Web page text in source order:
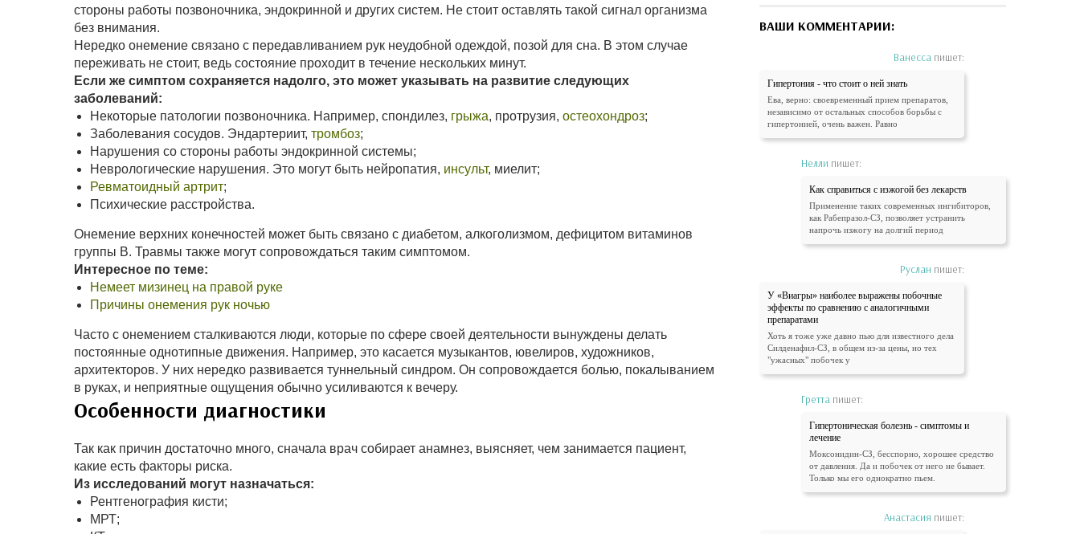
стороны работы позвоночника, эндокринной и других систем. Не стоит оставлять такой сигнал организма
без внимания.
Нередко онемение связано с передавливанием рук неудобной одеждой, позой для сна. В этом случае
переживать не стоит, ведь состояние проходит в течение нескольких минут.
Если же симптом сохраняется надолго, это может указывать на развитие следующих
заболеваний:
Некоторые патологии позвоночника. Например, спондилез, грыжа, протрузия, остеохондроз;
Заболевания сосудов. Эндартериит, тромбоз;
Нарушения со стороны работы эндокринной системы;
Неврологические нарушения. Это могут быть нейропатия, инсульт, миелит;
Ревматоидный артрит;
Психические расстройства.
Онемение верхних конечностей может быть связано с диабетом, алкоголизмом, дефицитом витаминов
группы В. Травмы также могут сопровождаться таким симптомом.
Интересное по теме:
Немеет мизинец на правой руке
Причины онемения рук ночью
Часто с онемением сталкиваются люди, которые по сфере своей деятельности вынуждены делать
постоянные однотипные движения. Например, это касается музыкантов, ювелиров, художников,
архитекторов. У них нередко развивается туннельный синдром. Он сопровождается болью, покалыванием
в руках, и неприятные ощущения обычно усиливаются к вечеру.
Особенности диагностики
Так как причин достаточно много, сначала врач собирает анамнез, выясняет, чем занимается пациент,
какие есть факторы риска.
Из исследований могут назначаться:
Рентгенография кисти;
МРТ;
ВАШИ КОММЕНТАРИИ:
Ванесса пишет:
Гипертония - что стоит о ней знать
Ева, верно: своевременный прием препаратов,
независимо от остальных способов борьбы с
гипертонией, очень важен. Равно
Нелли пишет:
Как справиться с изжогой без лекарств
Применение таких современных ингибиторов,
как Рабепразол-СЗ, позволяет устранить
напрочь изжогу на долгий период
Руслан пишет:
У «Виагры» наиболее выражены побочные
эффекты по сравнению с аналогичными
препаратами
Хоть я тоже уже давно пью для известного дела
Силденафил-СЗ, в общем из-за цены, но тех
"ужасных" побочек у
Гретта пишет:
Гипертоническая болезнь - симптомы и
лечение
Моксонидин-СЗ, бесспорно, хорошее средство
от давления. Да и побочек от него не бывает.
Только мы его однократно пьем.
Анастасия пишет: